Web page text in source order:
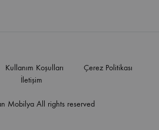
Mobilya All rights reserved
Kullanım Koşulları
Çerez Politikası
İletişim